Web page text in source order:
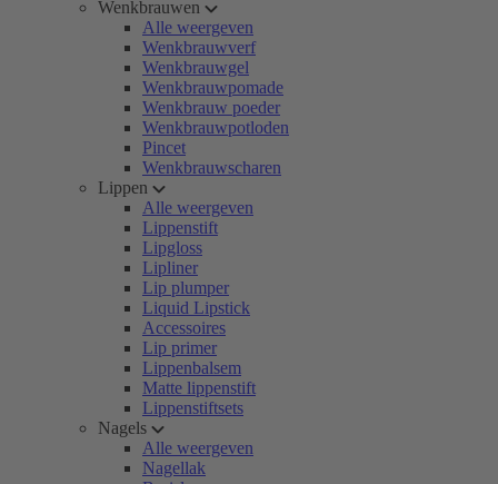
Wenkbrauwen
Alle weergeven
Wenkbrauwverf
Wenkbrauwgel
Wenkbrauwpomade
Wenkbrauw poeder
Wenkbrauwpotloden
Pincet
Wenkbrauwscharen
Lippen
Alle weergeven
Lippenstift
Lipgloss
Lipliner
Lip plumper
Liquid Lipstick
Accessoires
Lip primer
Lippenbalsem
Matte lippenstift
Lippenstiftsets
Nagels
Alle weergeven
Nagellak